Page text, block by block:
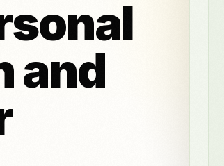
NeroPOS NEMOKAMAI
"NeroBill"
"NeroAI"
(Mokesčių ir
klinikos
and